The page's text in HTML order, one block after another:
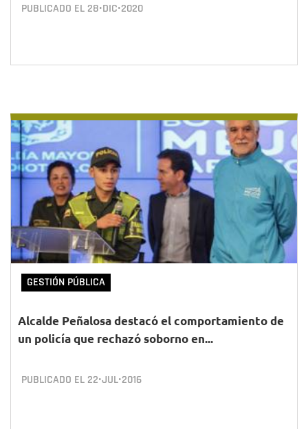
PUBLICADO EL 28•DIC•2020
GESTIÓN PÚBLICA
Alcalde Peñalosa destacó el comportamiento de
un policía que rechazó soborno en...
PUBLICADO EL 22•JUL•2016